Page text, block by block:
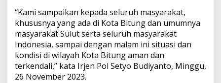
a
s
d
a
n
M
a
s
“Kami sampaikan kepada seluruh masyarakat,
khususnya yang ada di Kota Bitung dan umumnya
masyarakat Sulut serta seluruh masyarakat
Indonesia, sampai dengan malam ini situasi dan
kondisi di wilayah Kota Bitung aman dan
terkendali,” kata Irjen Pol Setyo Budiyanto, Minggu,
26 November 2023.